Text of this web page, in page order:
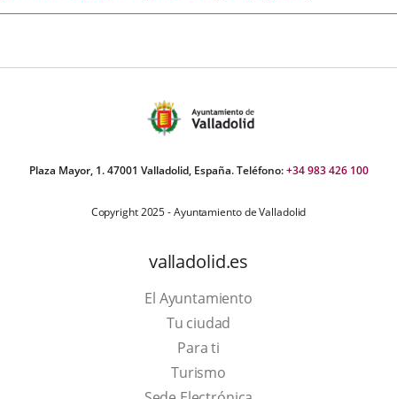
Plaza Mayor, 1. 47001 Valladolid, España. Teléfono:+34 983 426 100
Copyright 2025 - Ayuntamiento de Valladolid
valladolid.es
El Ayuntamiento
Tu ciudad
Para ti
TurismoEste